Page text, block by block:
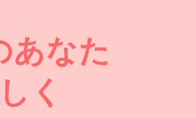
あなた
く